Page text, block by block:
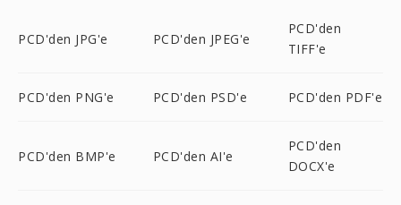
PCD'den JPG'e PCD'den JPEG'e
PCD'den
TIFF'e
PCD'den PNG'e PCD'den PSD'e PCD'den PDF'e
PCD'den BMP'e PCD'den AI'e
PCD'den
DOCX'e